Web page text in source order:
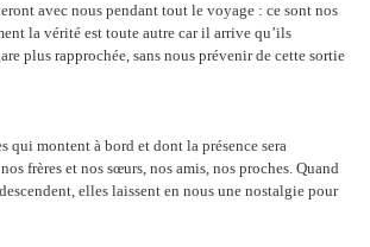
avec nous pendant tout le voyage : ce sont nos
la vérité est toute autre car il arrive qu’ils
plus rapprochée, sans nous prévenir de cette sortie
qui montent à bord et dont la présence sera
frères et nos sœurs, nos amis, nos proches. Quand
elles laissent en nous une nostalgie pour